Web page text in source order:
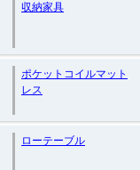
収納家具
ポケットコイルマット
レス
ローテーブル